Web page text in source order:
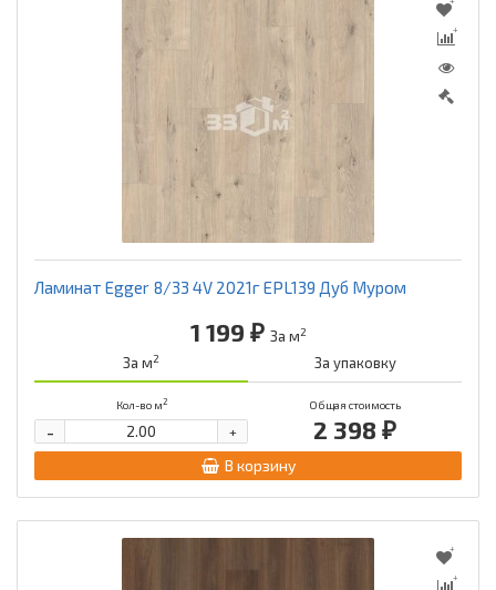
Ламинат Egger 8/33 4V 2021г EPL139 Дуб Муром
1 199 ₽ За м2
За м2 За упаковку
Кол-во м2 Общая стоимость
2 398 ₽
+
-
В корзину